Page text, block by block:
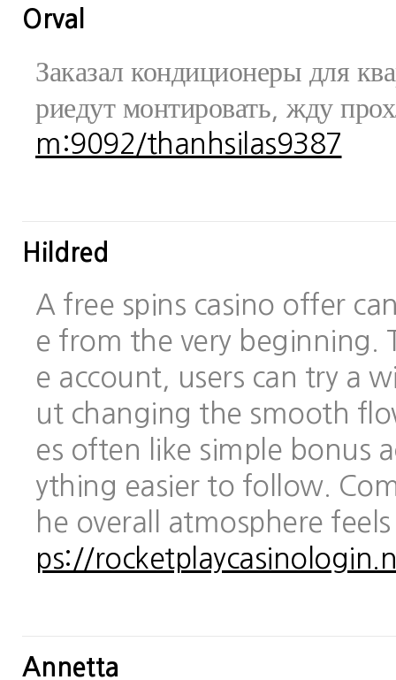
Orval
Заказал кондиционеры для
риедут монтировать, жду
m:9092/thanhsilas9387
Hildred
A free spins casino offer
e from the very beginning.
e account, users can try a
ut changing the smooth
es often like simple bonus
ything easier to follow.
he overall atmosphere
ps://
Annetta